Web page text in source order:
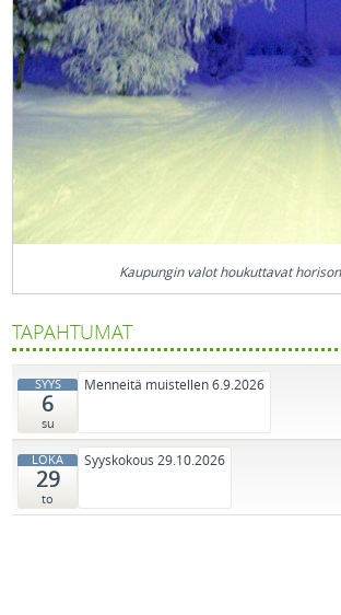
Kaupungin valot houkuttavat
TAPAHTUMAT
SYYS
6
su
Menneitä muistellen 6.9.2026
LOKA
29
to
Syyskokous 29.10.2026